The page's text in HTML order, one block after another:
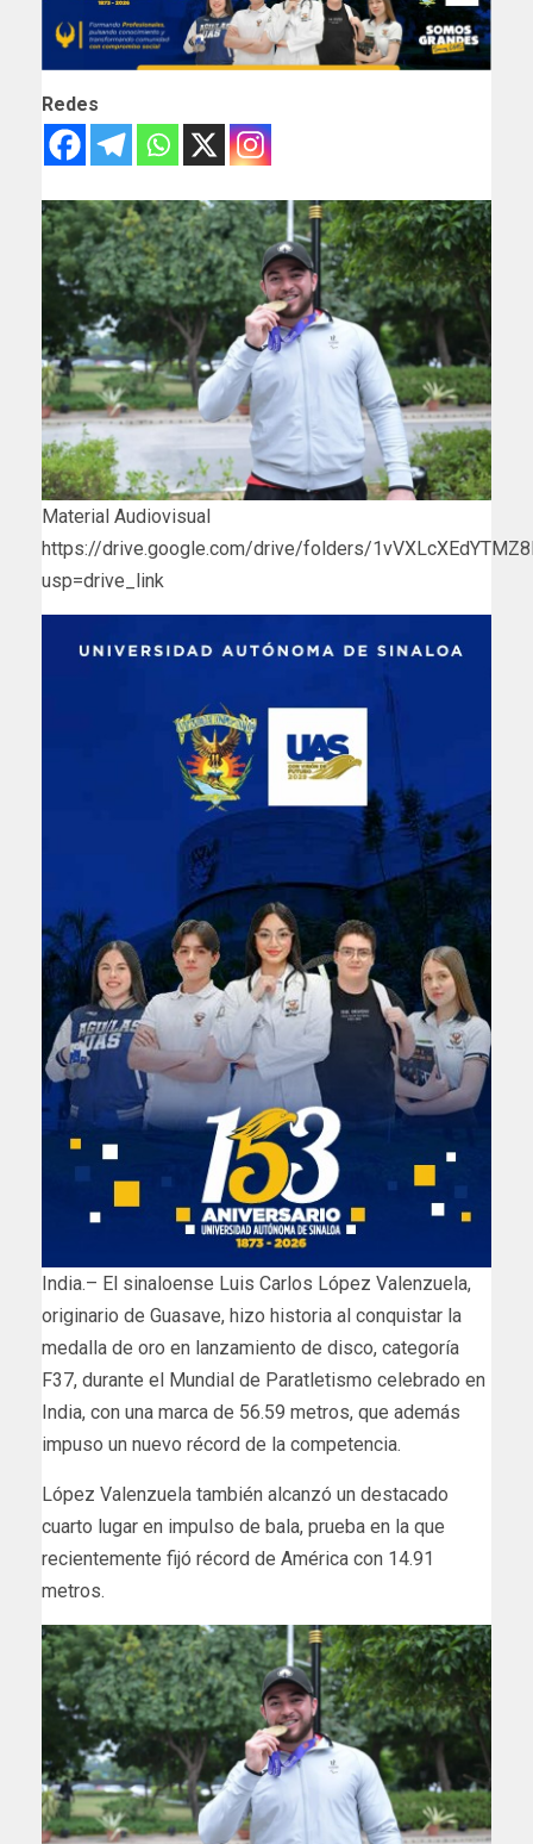
Redes
Material Audiovisual
https://drive.google.com/drive/folders/
usp=drive_link
India.– El sinaloense Luis Carlos López Valenzuela,
originario de Guasave, hizo historia al conquistar la
medalla de oro en lanzamiento de disco, categoría
F37, durante el Mundial de Paratletismo celebrado en
India, con una marca de 56.59 metros, que además
impuso un nuevo récord de la competencia.
López Valenzuela también alcanzó un destacado
cuarto lugar en impulso de bala, prueba en la que
recientemente fijó récord de América con 14.91
metros.